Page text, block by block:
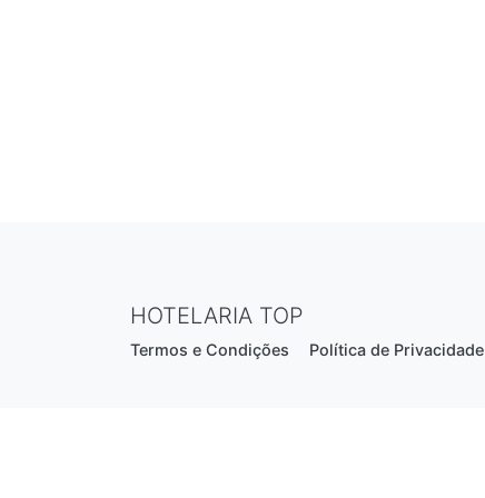
HOTELARIA TOP
Termos e Condições Política de Privacidade